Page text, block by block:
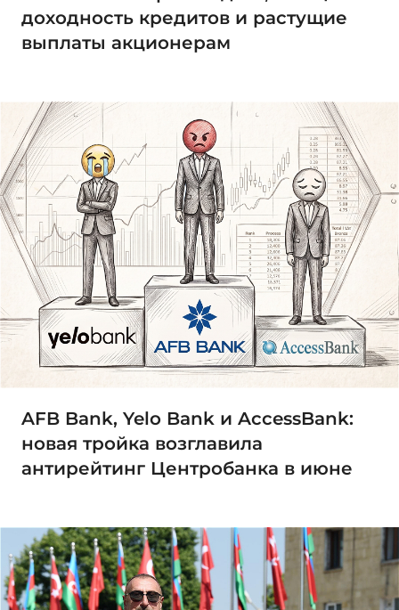
доходность кредитов и растущие
выплаты акционерам
AFB Bank, Yelo Bank и AccessBank:
новая тройка возглавила
антирейтинг Центробанка в июне